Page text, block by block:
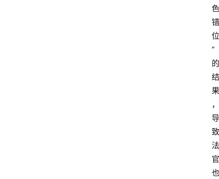
色
错
位
”
的
结
果
，
导
致
法
官
也